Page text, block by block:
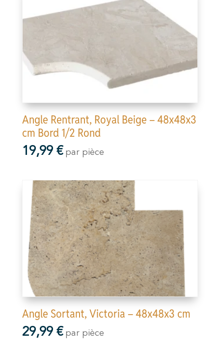
Angle Rentrant, Royal Beige – 48x48x3
cm Bord 1/2 Rond
19,99 € par pièce
Angle Sortant, Victoria – 48x48x3 cm
29,99 € par pièce